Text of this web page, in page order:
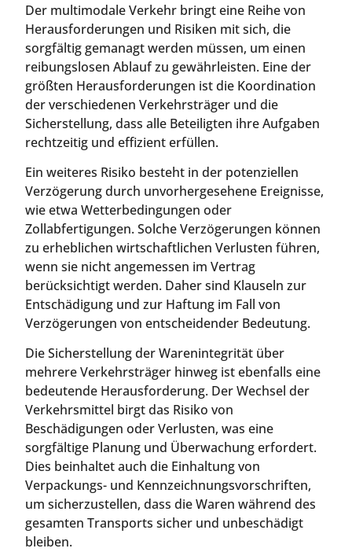
Der multimodale Verkehr bringt eine Reihe von
Herausforderungen und Risiken mit sich, die
sorgfältig gemanagt werden müssen, um einen
reibungslosen Ablauf zu gewährleisten. Eine der
größten Herausforderungen ist die Koordination
der verschiedenen Verkehrsträger und die
Sicherstellung, dass alle Beteiligten ihre Aufgaben
rechtzeitig und effizient erfüllen.
Ein weiteres Risiko besteht in der potenziellen
Verzögerung durch unvorhergesehene Ereignisse,
wie etwa Wetterbedingungen oder
Zollabfertigungen. Solche Verzögerungen können
zu erheblichen wirtschaftlichen Verlusten führen,
wenn sie nicht angemessen im Vertrag
berücksichtigt werden. Daher sind Klauseln zur
Entschädigung und zur Haftung im Fall von
Verzögerungen von entscheidender Bedeutung.
Die Sicherstellung der Warenintegrität über
mehrere Verkehrsträger hinweg ist ebenfalls eine
bedeutende Herausforderung. Der Wechsel der
Verkehrsmittel birgt das Risiko von
Beschädigungen oder Verlusten, was eine
sorgfältige Planung und Überwachung erfordert.
Dies beinhaltet auch die Einhaltung von
Verpackungs- und Kennzeichnungsvorschriften,
um sicherzustellen, dass die Waren während des
gesamten Transports sicher und unbeschädigt
bleiben.